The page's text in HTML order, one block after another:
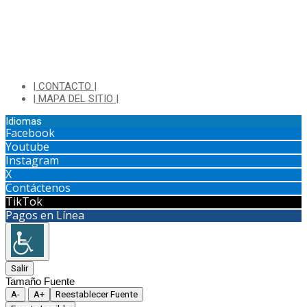
| CONTACTO |
| MAPA DEL SITIO |
Idiomas
Facebook
Youtube
Instagram
X
Contáctenos
TikTok
Pagos en Línea
Salir
Tamaño Fuente
A- A+
Reestablecer Fuente